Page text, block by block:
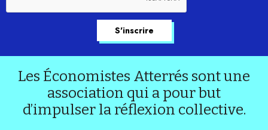
Les Économistes Atterrés sont une
association qui a pour but
d’impulser la réflexion collective.